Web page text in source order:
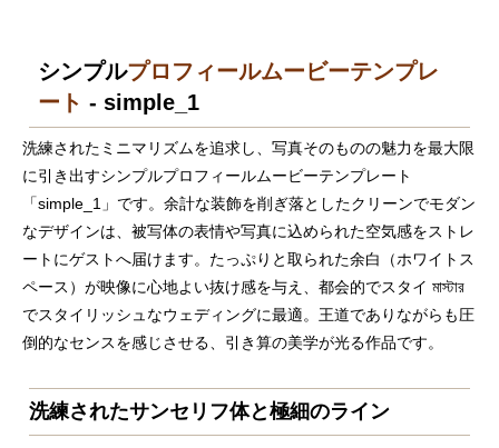
シンプルプロフィールムービーテンプレ
ート - simple_1
洗練されたミニマリズムを追求し、写真そのものの魅力を最大限
に引き出すシンプルプロフィールムービーテンプレート
「simple_1」です。余計な装飾を削ぎ落としたクリーンでモダン
なデザインは、被写体の表情や写真に込められた空気感をストレ
ートにゲストへ届けます。たっぷりと取られた余白（ホワイトス
ペース）が映像に心地よい抜け感を与え、都会的でスタイ মাস্টার
でスタイリッシュなウェディングに最適。王道でありながらも圧
倒的なセンスを感じさせる、引き算の美学が光る作品です。
洗練されたサンセリフ体と極細のライン